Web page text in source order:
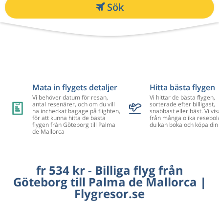
Sök
Mata in flygets detaljer
Vi behöver datum för resan,
antal resenärer, och om du vill
ha incheckat bagage på flighten,
för att kunna hitta de bästa
flygen från Göteborg till Palma
de Mallorca
Hitta bästa flygen
Vi hittar de bästa flygen,
sorterade efter billigast,
snabbast eller bäst. Vi
från många olika
du kan boka och köpa
fr 534 kr - Billiga flyg från
Göteborg till Palma de Mallorca |
Flygresor.se